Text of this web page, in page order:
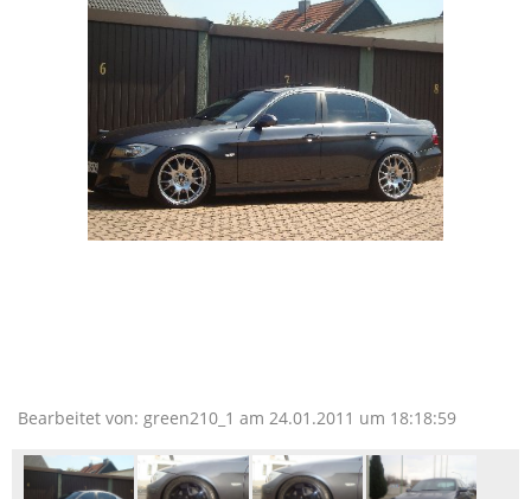
Bearbeitet von: green210_1 am 24.01.2011 um 18:18:59